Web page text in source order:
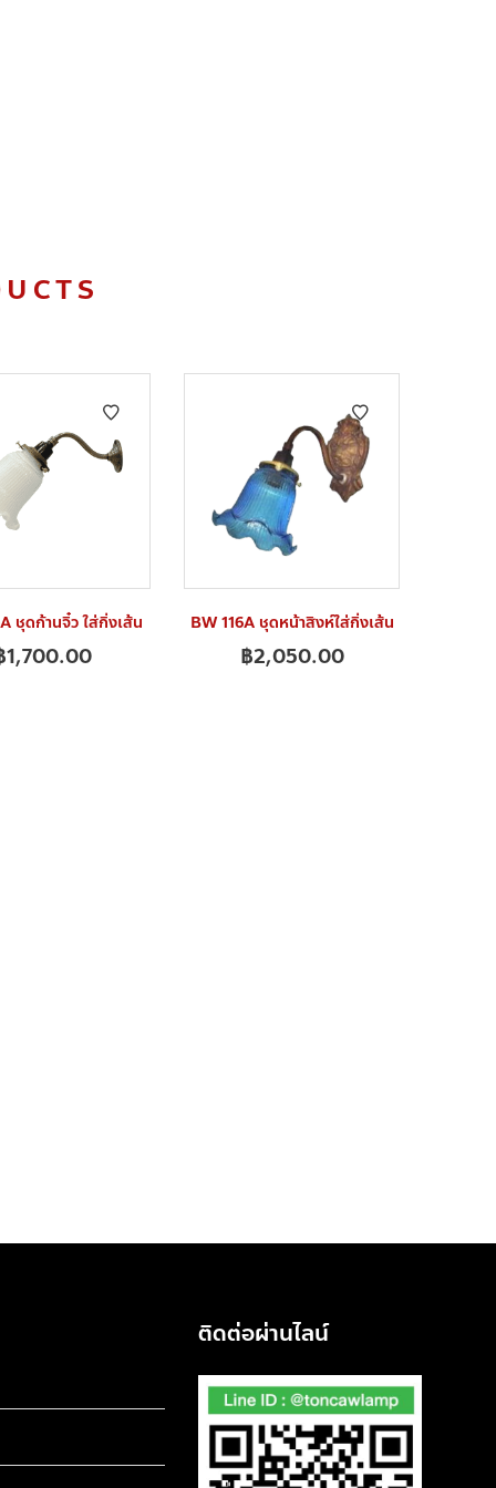
ชุดก้านจิ๋ว ใส่กิ่งเส้น
1,700.00
BW 116A ชุดหน้าสิงห์ใส่กิ่งเส้น
฿2,050.00
ติดต่อผ่านไลน์